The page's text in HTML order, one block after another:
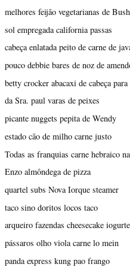
melhores feijão vegetarianas de Bush
sol empregada california passas
cabeça enlatada peito de carne de
pouco debbie bares de noz de
betty crocker abacaxi de cabeça
da Sra. paul varas de peixes
picante nuggets pepita de Wendy
estado cão de milho carne justo
Todas as franquias carne hebraico
Enzo almôndega de pizza
quartel subs Nova Iorque steamer
taco sino doritos locos taco
arqueiro fazendas cheesecake iogurte
pássaros olho viola carne lo mein
panda express kung pao frango